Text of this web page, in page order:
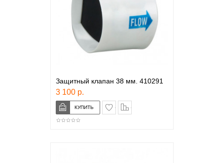
Защитный клапан 38 мм. 410291
3 100 р.
в закладки